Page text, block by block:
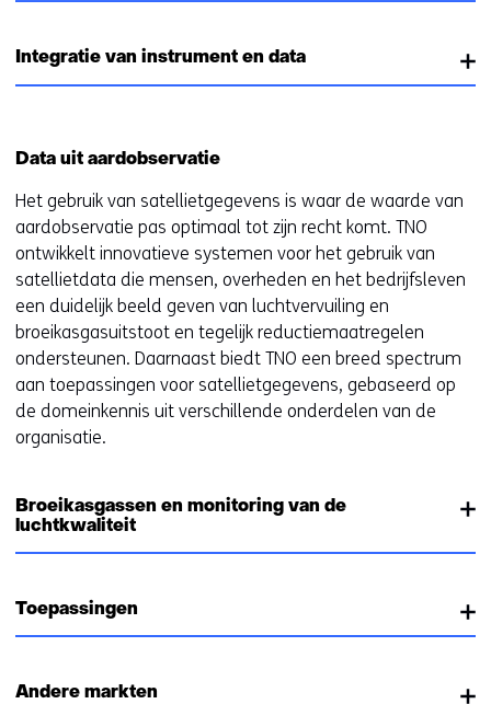
Integratie van instrument en data
Data uit aardobservatie
Het gebruik van satellietgegevens is waar de waarde van
aardobservatie pas optimaal tot zijn recht komt. TNO
ontwikkelt innovatieve systemen voor het gebruik van
satellietdata die mensen, overheden en het bedrijfsleven
een duidelijk beeld geven van luchtvervuiling en
broeikasgasuitstoot en tegelijk reductiemaatregelen
ondersteunen. Daarnaast biedt TNO een breed spectrum
aan toepassingen voor satellietgegevens, gebaseerd op
de domeinkennis uit verschillende onderdelen van de
organisatie.
Broeikasgassen en monitoring van de
luchtkwaliteit
Toepassingen
Andere markten